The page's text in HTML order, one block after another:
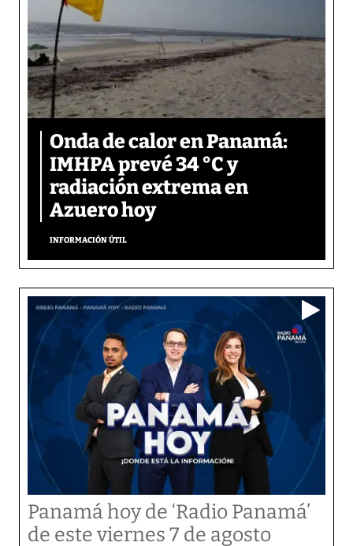
Onda de calor en Panamá:
IMHPA prevé 34 °C y
radiación extrema en
Azuero hoy
INFORMACIÓN ÚTIL
Panamá hoy de ‘Radio Panamá’
de este viernes 7 de agosto